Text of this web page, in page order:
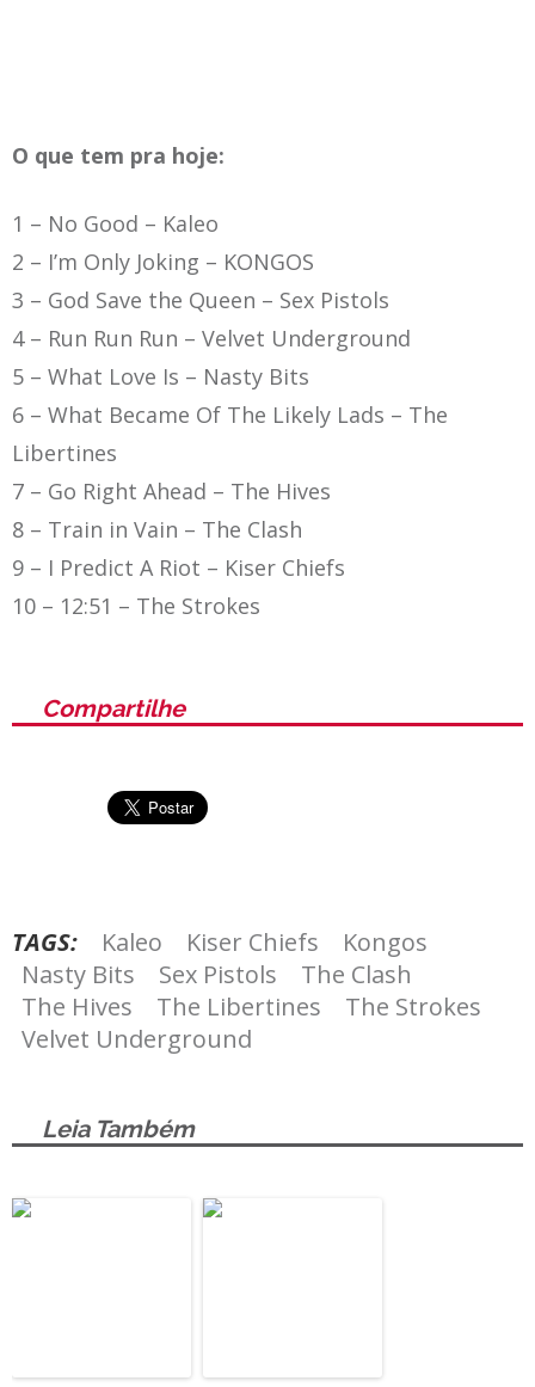
O que tem pra hoje:
1 – No Good – Kaleo
2 – I’m Only Joking – KONGOS
3 – God Save the Queen – Sex Pistols
4 – Run Run Run – Velvet Underground
5 – What Love Is – Nasty Bits
6 – What Became Of The Likely Lads – The
Libertines
7 – Go Right Ahead – The Hives
8 – Train in Vain – The Clash
9 – I Predict A Riot – Kiser Chiefs
10 – 12:51 – The Strokes
Compartilhe
TAGS: Kaleo Kiser Chiefs
Kongos
Nasty Bits
Sex Pistols
The Clash
The Hives
The Libertines
The Strokes
Velvet Underground
Leia Também